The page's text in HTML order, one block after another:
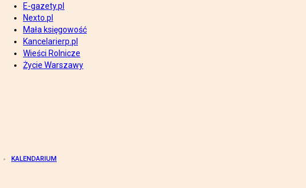
E-gazety.pl
Nexto.pl
Mała księgowość
Kancelarierp.pl
Wieści Rolnicze
Życie Warszawy
KALENDARIUM